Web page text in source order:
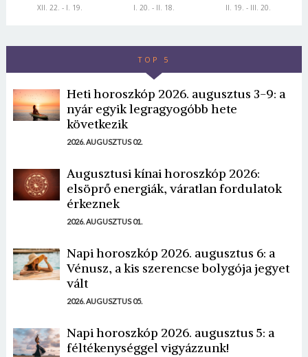
New Orleans, Washington, Cincinnati, Milwaukee,
Valencia, Liverpool, Halifax, Barcelona, Sydney
Idei úticélod: Portugália
XII. 22. - I. 19. I. 20. - II. 18. II. 19. - III. 20.
TOP 5
Heti horoszkóp 2026. augusztus 3-9: a
nyár egyik legragyogóbb hete
következik
2026. AUGUSZTUS 02.
Augusztusi kínai horoszkóp 2026:
elsöprő energiák, váratlan fordulatok
érkeznek
2026. AUGUSZTUS 01.
Napi horoszkóp 2026. augusztus 6: a
Vénusz, a kis szerencse bolygója jegyet
vált
2026. AUGUSZTUS 05.
Napi horoszkóp 2026. augusztus 5: a
féltékenységgel vigyázzunk!